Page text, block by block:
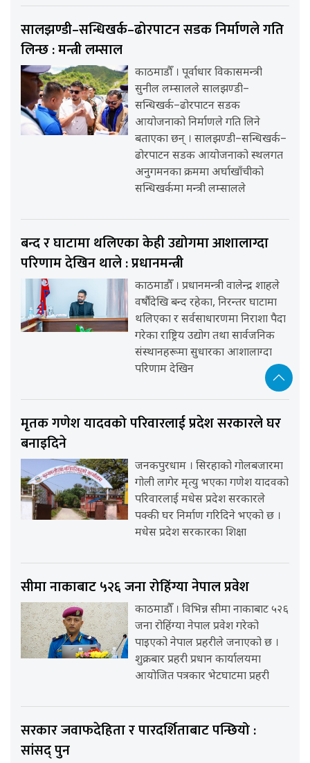
सालझण्डी–सन्धिखर्क–ढोरपाटन सडक निर्माणले गति
लिन्छ : मन्त्री लम्साल
काठमाडौँ । पूर्वाधार विकासमन्त्री
सुनील लम्सालले सालझण्डी–
सन्धिखर्क–ढोरपाटन सडक
आयोजनाको निर्माणले गति लिने
बताएका छन् । सालझण्डी–सन्धिखर्क–
ढोरपाटन सडक आयोजनाको स्थलगत
अनुगमनका क्रममा अर्घाखाँचीको
सन्धिखर्कमा मन्त्री लम्सालले
बन्द र घाटामा थलिएका केही उद्योगमा आशालाग्दा
परिणाम देखिन थाले : प्रधानमन्त्री
काठमाडौँ । प्रधानमन्त्री वालेन्द्र शाहले
वर्षौंदेखि बन्द रहेका, निरन्तर घाटामा
थलिएका र सर्वसाधारणमा निराशा पैदा
गरेका राष्ट्रिय उद्योग तथा सार्वजनिक
संस्थानहरूमा सुधारका आशालाग्दा
परिणाम देखिन
मृतक गणेश यादवको परिवारलाई प्रदेश सरकारले घर
बनाइदिने
जनकपुरधाम । सिरहाको गोलबजारमा
गोली लागेर मृत्यु भएका गणेश यादवको
परिवारलाई मधेस प्रदेश सरकारले
पक्की घर निर्माण गरिदिने भएको छ ।
मधेस प्रदेश सरकारका शिक्षा
सीमा नाकाबाट ५२६ जना रोहिंग्या नेपाल प्रवेश
काठमाडौँ । विभिन्न सीमा नाकाबाट ५२६
जना रोहिंग्या नेपाल प्रवेश गरेको
पाइएको नेपाल प्रहरीले जनाएको छ ।
शुक्रबार प्रहरी प्रधान कार्यालयमा
आयोजित पत्रकार भेटघाटमा प्रहरी
सरकार जवाफदेहिता र पारदर्शिताबाट पन्छियो :
सांसद् पुन